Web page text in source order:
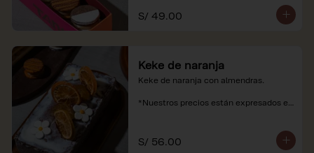
*Nuestros precios están expresados en
S/ 49.00
Keke de naranja
Keke de naranja con almendras.
*Nuestros precios están expresados en
S/ 56.00